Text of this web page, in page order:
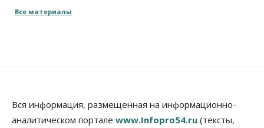
Треть автовладельцев в Новосибирской области
07 Августа 2026, 12:35
Все материалы
Вся информация, размещенная на информационно-
аналитическом портале www.Infopro54.ru (тексты,